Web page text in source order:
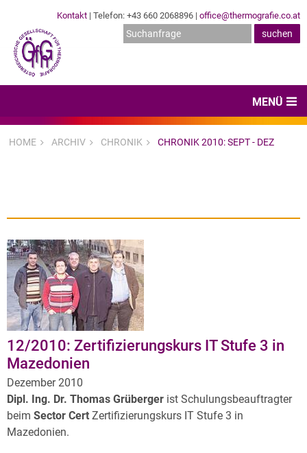
Kontakt | Telefon: +43 660 2068896 | office@thermografie.co.at
MENÜ
Dienstleister
Hard- & Software
Expertenwissen & Normen
Archiv
Über uns
HOME ARCHIV CHRONIK CHRONIK 2010: SEPT - DEZ
12/2010: Zertifizierungskurs IT Stufe 3 in
Mazedonien
Dezember 2010
Dipl. Ing. Dr. Thomas Grüberger ist Schulungsbeauftragter
beim Sector Cert Zertifizierungskurs IT Stufe 3 in
Mazedonien.